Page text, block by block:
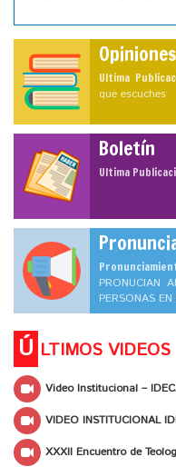
Opiniones
Ultima
que escuches
Boletín
Ultima
PRONUCIAN
PERSONAS
Ú LTIMOS VIDEOS
Video Institucional –
VIDEO INSTITUCIONAL
XXXII Encuentro de